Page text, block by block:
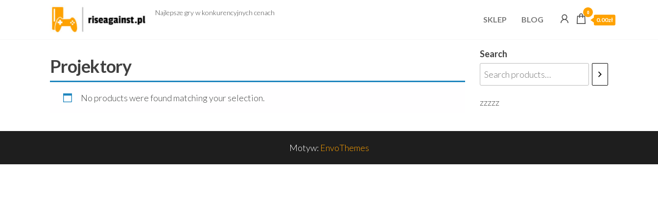
Najlepsze gry w konkurencyjnych cenach
SKLEP BLOG
0
0.00zł
Projektory
No products were found matching your selection.
Search
zzzzz
Motyw: EnvoThemes